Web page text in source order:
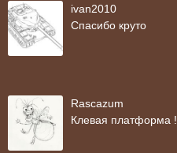
ivan2010
Спасибо круто
Rascazum
Клевая платформа !